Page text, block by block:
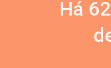
Há